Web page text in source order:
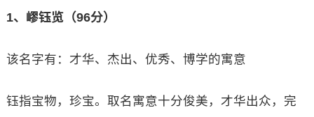
1、嵺钰览（96分）
该名字有：才华、杰出、优秀、博学的寓意
钰指宝物，珍宝。取名寓意十分俊美，才华出众，完